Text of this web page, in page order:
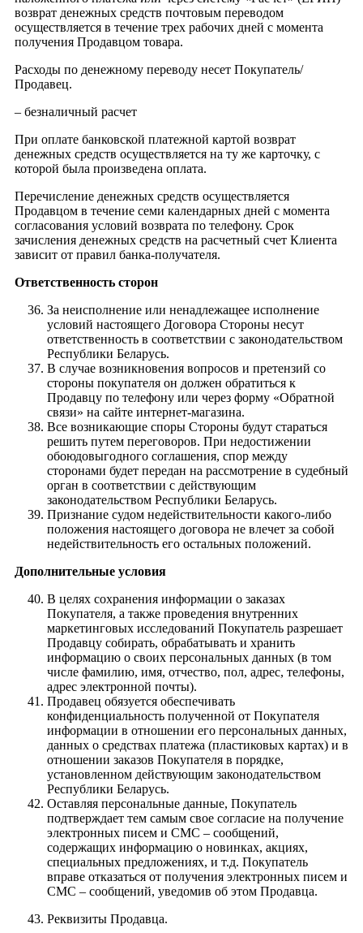
возврат денежных средств почтовым переводом
осуществляется в течение трех рабочих дней с момента
получения Продавцом товара.
Расходы по денежному переводу несет Покупатель/
Продавец.
– безналичный расчет
При оплате банковской платежной картой возврат
денежных средств осуществляется на ту же карточку, с
которой была произведена оплата.
Перечисление денежных средств осуществляется
Продавцом в течение семи календарных дней с момента
согласования условий возврата по телефону. Срок
зачисления денежных средств на расчетный счет Клиента
зависит от правил банка-получателя.
Ответственность сторон
За неисполнение или ненадлежащее исполнение
условий настоящего Договора Стороны несут
ответственность в соответствии с законодательством
Республики Беларусь.
В случае возникновения вопросов и претензий со
стороны покупателя он должен обратиться к
Продавцу по телефону или через форму «Обратной
связи» на сайте интернет-магазина.
Все возникающие споры Стороны будут стараться
решить путем переговоров. При недостижении
обоюдовыгодного соглашения, спор между
сторонами будет передан на рассмотрение в судебный
орган в соответствии с действующим
законодательством Республики Беларусь.
Признание судом недействительности какого-либо
положения настоящего договора не влечет за собой
недействительность его остальных положений.
Дополнительные условия
В целях сохранения информации о заказах
Покупателя, а также проведения внутренних
маркетинговых исследований Покупатель разрешает
Продавцу собирать, обрабатывать и хранить
информацию о своих персональных данных (в том
числе фамилию, имя, отчество, пол, адрес, телефоны,
адрес электронной почты).
Продавец обязуется обеспечивать
конфиденциальность полученной от Покупателя
информации в отношении его персональных данных,
данных о средствах платежа (пластиковых картах) и в
отношении заказов Покупателя в порядке,
установленном действующим законодательством
Республики Беларусь.
Оставляя персональные данные, Покупатель
подтверждает тем самым свое согласие на получение
электронных писем и СМС – сообщений,
содержащих информацию о новинках, акциях,
специальных предложениях, и т.д. Покупатель
вправе отказаться от получения электронных писем и
СМС – сообщений, уведомив об этом Продавца.
Реквизиты Продавца.